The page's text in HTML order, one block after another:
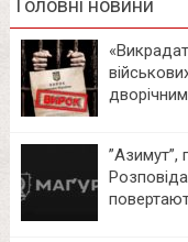
Головні новини